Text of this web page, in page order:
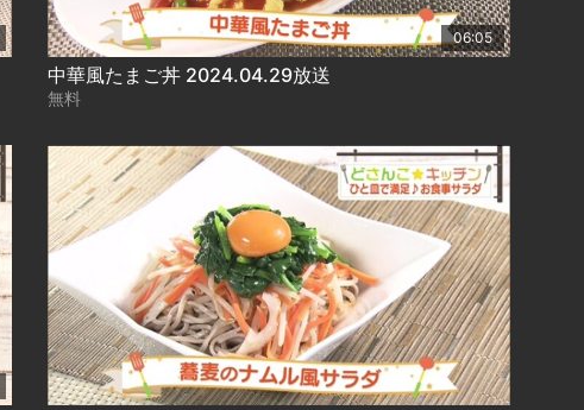
06:05
中華風たまご丼 2024.04.29放送
無料